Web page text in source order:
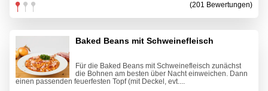
(201 Bewertungen)
Baked Beans mit Schweinefleisch
Für die Baked Beans mit Schweinefleisch zunächst
die Bohnen am besten über Nacht einweichen. Dann
einen passenden feuerfesten Topf (mit Deckel, evt....